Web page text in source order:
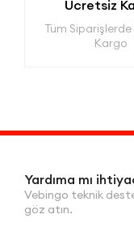
Ücretsiz
Tüm
Kargo
Yardıma mı
Vebingo teknik
göz atın.